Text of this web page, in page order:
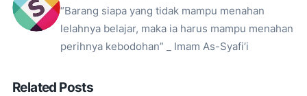
“Barang siapa yang tidak mampu menahan
lelahnya belajar, maka ia harus mampu menahan
perihnya kebodohan” _ Imam As-Syafi’i
Related Posts